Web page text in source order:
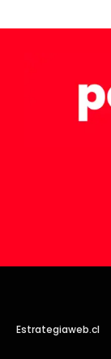
Estrategiaweb.cl